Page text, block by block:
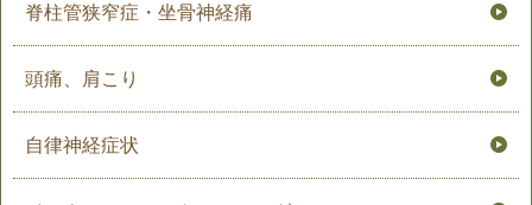
脊柱管狭窄症・坐骨神経痛
頭痛、肩こり
自律神経症状